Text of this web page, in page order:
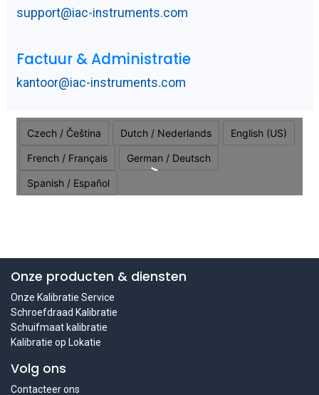
support@iac-instruments.com
Factuur & Administratie
kantoor@iac-instruments.com
Onze producten & diensten
Onze Kalibratie Service
Schroefdraad Kalibratie
Schuifmaat kalibratie
Kalibratie op Lokatie
Volg ons
Contacteer ons